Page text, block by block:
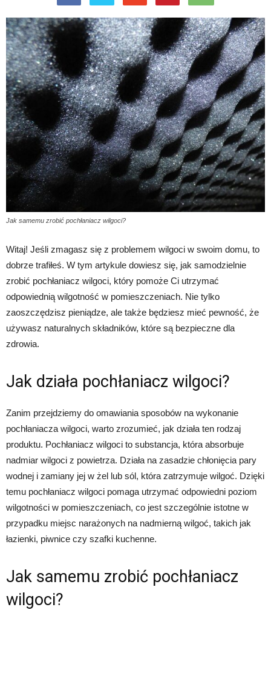
Jak samemu zrobić pochłaniacz wilgoci?
Witaj! Jeśli zmagasz się z problemem wilgoci w swoim domu, to
dobrze trafiłeś. W tym artykule dowiesz się, jak samodzielnie
zrobić pochłaniacz wilgoci, który pomoże Ci utrzymać
odpowiednią wilgotność w pomieszczeniach. Nie tylko
zaoszczędzisz pieniądze, ale także będziesz mieć pewność, że
używasz naturalnych składników, które są bezpieczne dla
zdrowia.
Jak działa pochłaniacz wilgoci?
Zanim przejdziemy do omawiania sposobów na wykonanie
pochłaniacza wilgoci, warto zrozumieć, jak działa ten rodzaj
produktu. Pochłaniacz wilgoci to substancja, która absorbuje
nadmiar wilgoci z powietrza. Działa na zasadzie chłonięcia pary
wodnej i zamiany jej w żel lub sól, która zatrzymuje wilgoć. Dzięki
temu pochłaniacz wilgoci pomaga utrzymać odpowiedni poziom
wilgotności w pomieszczeniach, co jest szczególnie istotne w
przypadku miejsc narażonych na nadmierną wilgoć, takich jak
łazienki, piwnice czy szafki kuchenne.
Jak samemu zrobić pochłaniacz
wilgoci?